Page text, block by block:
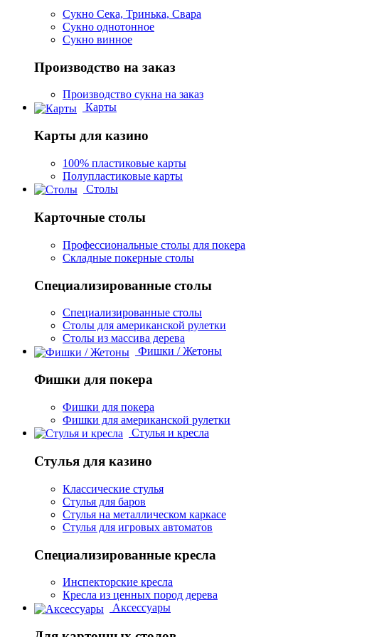
Сукно Сека, Тринька, Свара
Сукно однотонное
Сукно винное
Производство на заказ
Производство сукна на заказ
Карты
Карты для казино
100% пластиковые карты
Полупластиковые карты
Столы
Карточные столы
Профессиональные столы для покера
Складные покерные столы
Специализированные столы
Специализированные столы
Столы для американской рулетки
Столы из массива дерева
Фишки / Жетоны
Фишки для покера
Фишки для покера
Фишки для американской рулетки
Стулья и кресла
Стулья для казино
Классические стулья
Стулья для баров
Стулья на металлическом каркасе
Стулья для игровых автоматов
Специализированные кресла
Инспекторские кресла
Кресла из ценных пород дерева
Аксессуары